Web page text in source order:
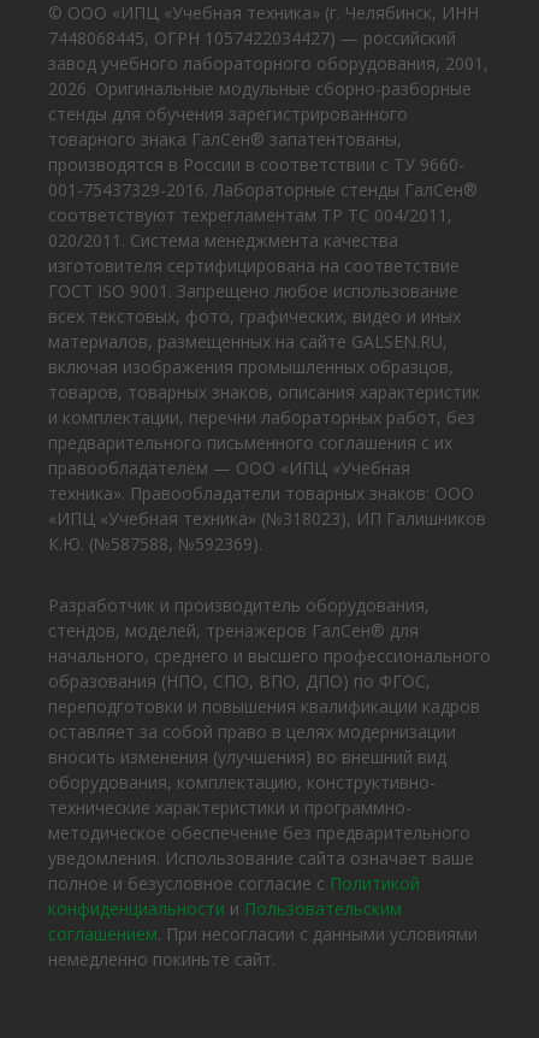
© ООО «ИПЦ «Учебная техника» (г. Челябинск, ИНН
7448068445, ОГРН 1057422034427) — российский
завод учебного лабораторного оборудования, 2001,
2026. Оригинальные модульные сборно-разборные
стенды для обучения зарегистрированного
товарного знака ГалСен® запатентованы,
производятся в России в соответствии с ТУ 9660-
001-75437329-2016. Лабораторные стенды ГалСен®
соответствуют техрегламентам ТР ТС 004/2011,
020/2011. Система менеджмента качества
изготовителя сертифицирована на соответствие
ГОСТ ISO 9001. Запрещено любое использование
всех текстовых, фото, графических, видео и иных
материалов, размещенных на сайте GALSEN.RU,
включая изображения промышленных образцов,
товаров, товарных знаков, описания характеристик
и комплектации, перечни лабораторных работ, без
предварительного письменного соглашения с их
правообладателем — ООО «ИПЦ «Учебная
техника». Правообладатели товарных знаков: ООО
«ИПЦ «Учебная техника» (№318023), ИП Галишников
К.Ю. (№587588, №592369).
Разработчик и производитель оборудования,
стендов, моделей, тренажеров ГалСен® для
начального, среднего и высшего профессионального
образования (НПО, СПО, ВПО, ДПО) по ФГОС,
переподготовки и повышения квалификации кадров
оставляет за собой право в целях модернизации
вносить изменения (улучшения) во внешний вид
оборудования, комплектацию, конструктивно-
технические характеристики и программно-
методическое обеспечение без предварительного
уведомления. Использование сайта означает ваше
полное и безусловное согласие с Политикой
конфиденциальности и Пользовательским
соглашением. При несогласии с данными условиями
немедленно покиньте сайт.